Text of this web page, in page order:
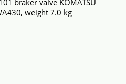
braker valve KOMATSU
weight 7.0 kg